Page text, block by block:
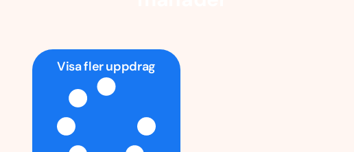
Visa fler uppdrag